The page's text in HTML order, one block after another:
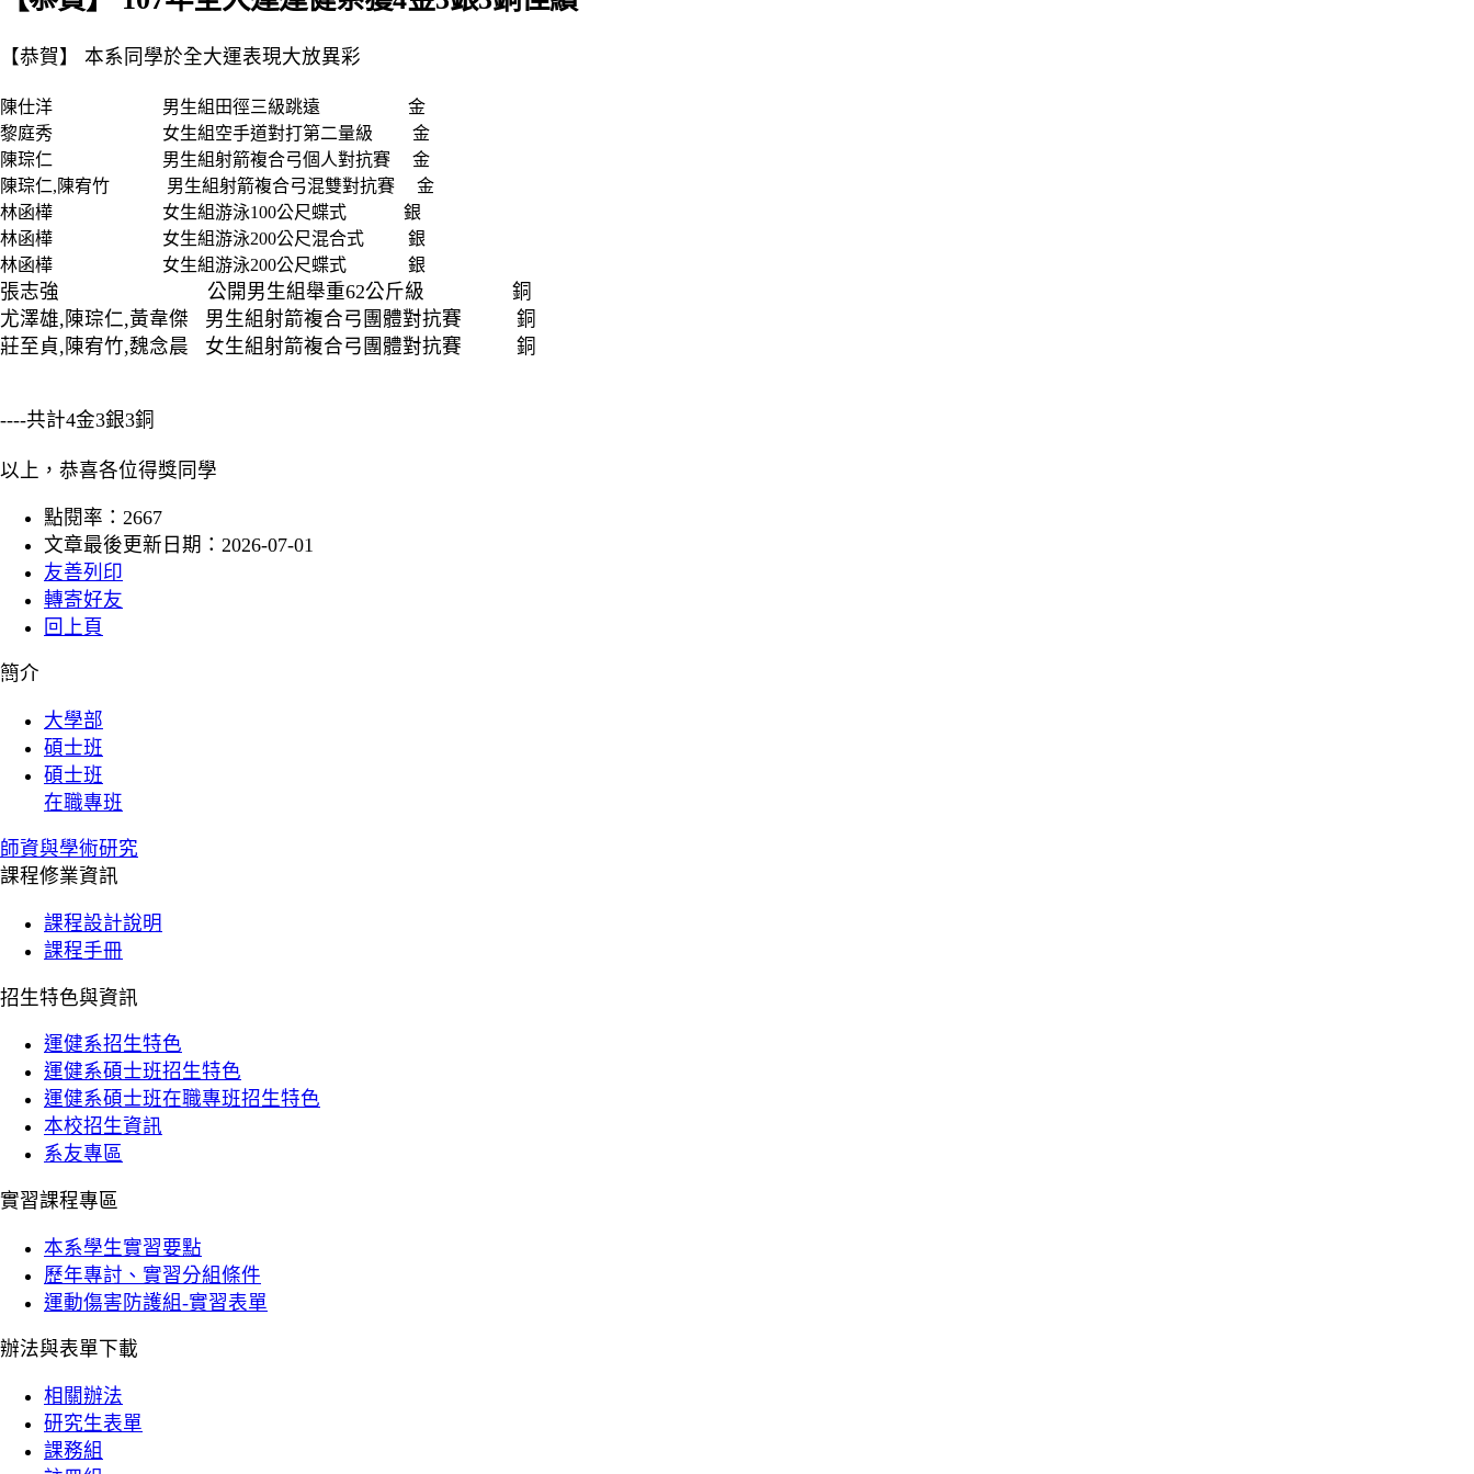
【恭賀】 本系同學於全大運表現大放異彩
陳仕洋 男生組田徑三級跳遠 金
黎庭秀 女生組空手道對打第二量級 金
陳琮仁 男生組射箭複合弓個人對抗賽 金
陳琮仁,陳宥竹 男生組射箭複合弓混雙對抗賽 金
林函樺 女生組游泳100公尺蝶式 銀
林函樺 女生組游泳200公尺混合式 銀
林函樺 女生組游泳200公尺蝶式 銀
張志強 公開男生組舉重62公斤級 銅
尤澤雄,陳琮仁,黃韋傑 男生組射箭複合弓團體對抗賽 銅
莊至貞,陳宥竹,魏念晨 女生組射箭複合弓團體對抗賽 銅
----共計4金3銀3銅
以上，恭喜各位得獎同學
點閱率：2667
文章最後更新日期：2026-07-01
友善列印
轉寄好友
回上頁
:::
簡介
大學部
碩士班
碩士班
在職專班
師資與學術研究
課程修業資訊
課程設計說明
課程手冊
招生特色與資訊
運健系招生特色
運健系碩士班招生特色
運健系碩士班在職專班招生特色
本校招生資訊
系友專區
實習課程專區
本系學生實習要點
歷年專討、實習分組條件
運動傷害防護組-實習表單
辦法與表單下載
相關辦法
研究生表單
課務組